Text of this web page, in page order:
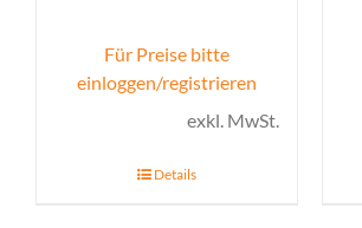
Für Preise bitte
einloggen/registrieren
exkl. MwSt.
Details